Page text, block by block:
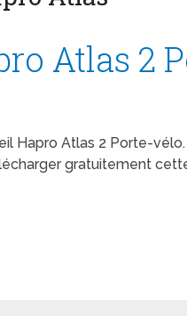
Atlas 2
Hapro Atlas 2 Porte-
gratuitement